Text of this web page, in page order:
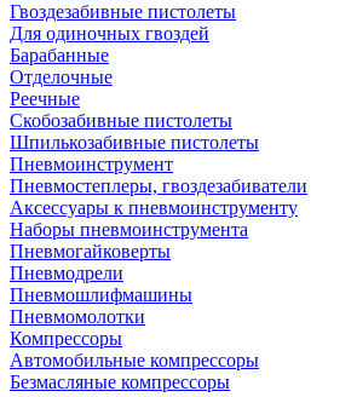
Гвоздезабивные пистолеты
Для одиночных гвоздей
Барабанные
Отделочные
Реечные
Скобозабивные пистолеты
Шпилькозабивные пистолеты
Пневмоинструмент
Пневмостеплеры, гвоздезабиватели
Аксессуары к пневмоинструменту
Наборы пневмоинструмента
Пневмогайковерты
Пневмодрели
Пневмошлифмашины
Пневмомолотки
Компрессоры
Автомобильные компрессоры
Безмасляные компрессоры